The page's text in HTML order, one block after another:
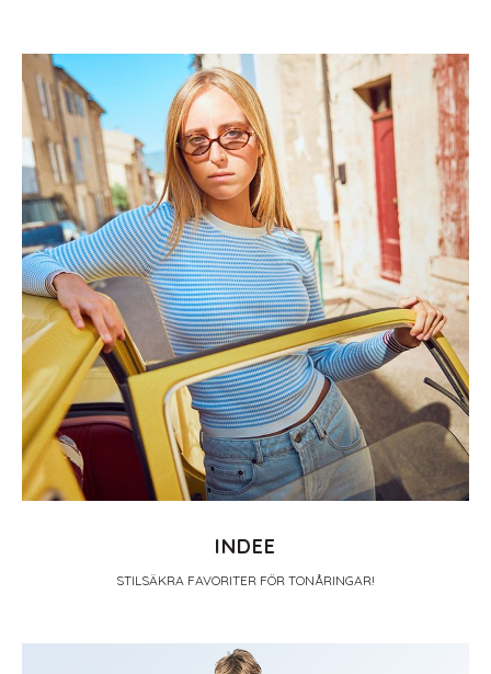
INDEE
STILSÄKRA FAVORITER FÖR TONÅRINGAR!